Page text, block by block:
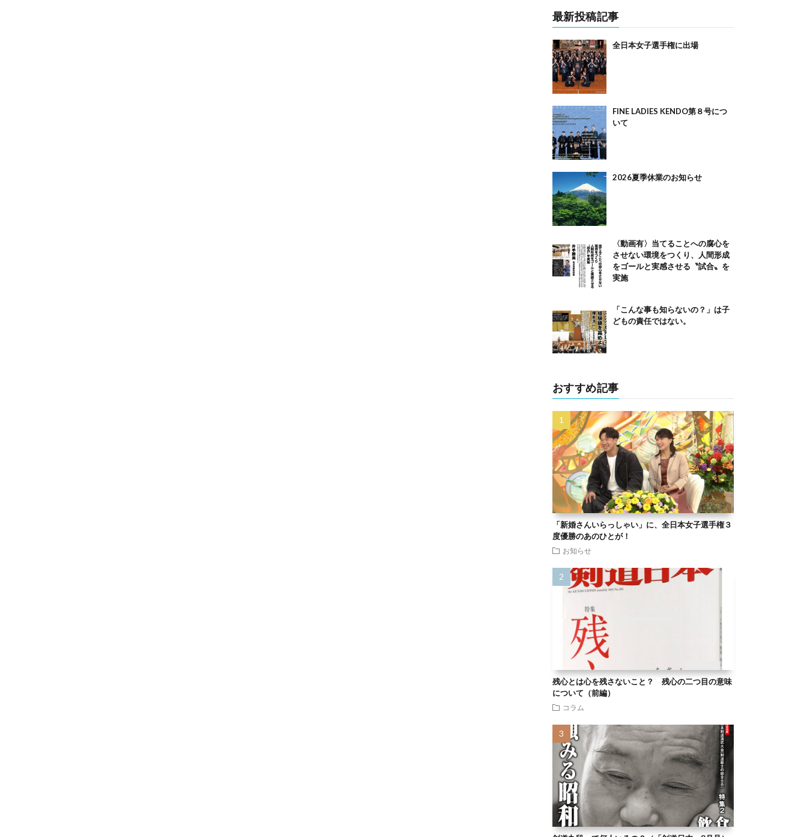
最新投稿記事
全日本女子選手権に出場
FINE LADIES KENDO第８号につ
いて
2026夏季休業のお知らせ
〈動画有〉当てることへの腐心を
させない環境をつくり、人間形成
をゴールと実感させる〝試合〟を
実施
「こんな事も知らないの？」は子
どもの責任ではない。
おすすめ記事
「新婚さんいらっしゃい」に、全日本女子選手権３
度優勝のあのひとが！
お知らせ
残心とは心を残さないこと？ 残心の二つ目の意味
について（前編）
コラム